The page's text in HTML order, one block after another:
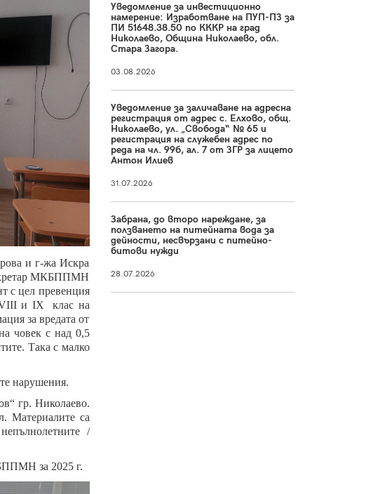
и г-жа Искра
МКБППМН
с цел превенция
и IX
клас на
за вредата от
човек с над 0,5
Така с малко
нарушения.
гр. Николаево.
Материалите са
/
за 2025 г.
Уведомление за инвестиционно
намерение: Изработване на ПУП-ПЗ за
ПИ 51648.38.50 по КККР на град
Николаево, Община Николаево, обл.
Стара Загора.
03.08.2026
Уведомление за заличаване на адресна
регистрация от адрес с. Елхово, общ.
Николаево, ул. „Свобода“ № 65 и
регистрация на служебен адрес по
реда на чл. 99б, ал. 7 от ЗГР за лицето
Антон Илиев
31.07.2026
Забрана, до второ нареждане, за
ползването на питейната вода за
дейности, несвързани с питейно-
битови нужди
28.07.2026